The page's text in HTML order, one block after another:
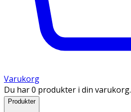
Varukorg
Du har 0 produkter i din varukorg.
Produkter